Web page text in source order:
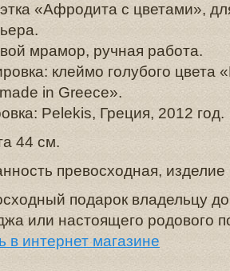
«Афродита с цветами»,
мрамор, ручная работа.
клеймо голубого цвета
in Greece».
Pelekis, Греция, 2012 год.
44 см.
превосходная, изделие
подарок владельцу
или настоящего родового
в интернет магазине